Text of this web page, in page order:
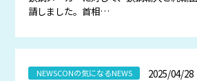
請しました。首相…
NEWSCONの気になるNEWS 2025/04/28